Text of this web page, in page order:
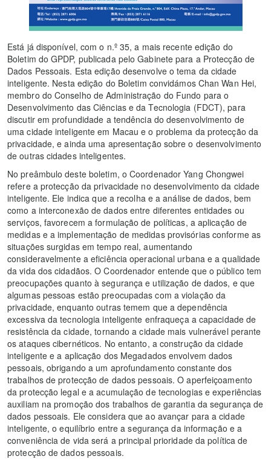
Está já disponível, com o n.º 35, a mais recente edição do
Boletim do GPDP, publicada pelo Gabinete para a Protecção de
Dados Pessoais. Esta edição desenvolve o tema da cidade
inteligente. Nesta edição do Boletim convidámos Chan Wan Hei,
membro do Conselho de Administração do Fundo para o
Desenvolvimento das Ciências e da Tecnologia (FDCT), para
discutir em profundidade a tendência do desenvolvimento de
uma cidade inteligente em Macau e o problema da protecção da
privacidade, e ainda uma apresentação sobre o desenvolvimento
de outras cidades inteligentes.
No preâmbulo deste boletim, o Coordenador Yang Chongwei
refere a protecção da privacidade no desenvolvimento da cidade
inteligente. Ele indica que a recolha e a análise de dados, bem
como a interconexão de dados entre diferentes entidades ou
serviços, favorecem a formulação de políticas, a aplicação de
medidas e a implementação de medidas provisórias conforme as
situações surgidas em tempo real, aumentando
consideravelmente a eficiência operacional urbana e a qualidade
da vida dos cidadãos. O Coordenador entende que o público tem
preocupações quanto à segurança e utilização de dados, e que
algumas pessoas estão preocupadas com a violação da
privacidade, enquanto outras temem que a dependência
excessiva da tecnologia inteligente enfraqueça a capacidade de
resistência da cidade, tornando a cidade mais vulnerável perante
os ataques cibernéticos. No entanto, a construção da cidade
inteligente e a aplicação dos Megadados envolvem dados
pessoais, obrigando a um aprofundamento constante dos
trabalhos de protecção de dados pessoais. O aperfeiçoamento
da protecção legal e a acumulação de tecnologias e experiências
auxiliam na promoção dos trabalhos de garantia da segurança de
dados pessoais. Ele considera que ao avançar para a cidade
inteligente, o equilíbrio entre a segurança da informação e a
conveniência de vida será a principal prioridade da política de
protecção de dados pessoais.